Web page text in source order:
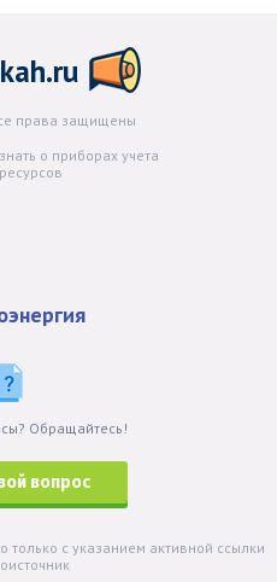
права защищены
о приборах учета
Обращайтесь!
вопрос
с указанием активной ссылки